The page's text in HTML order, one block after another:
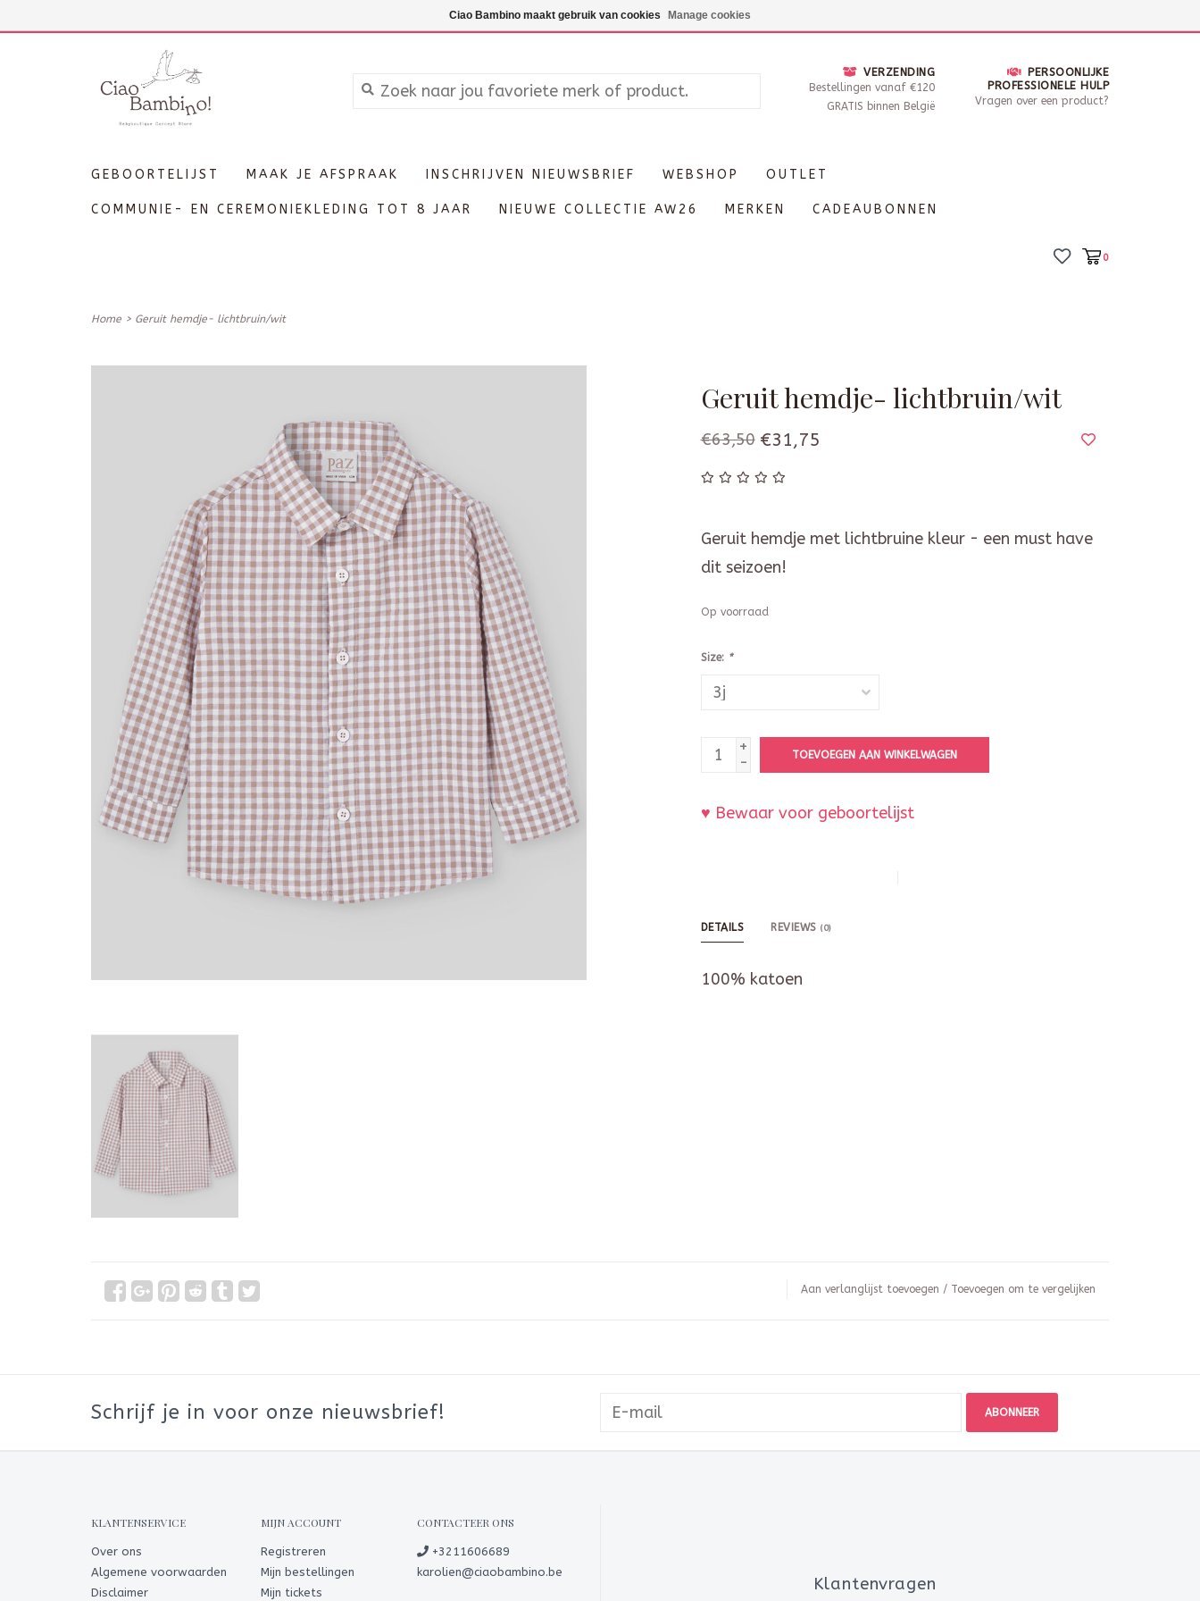
Maandag enkel op afspraak, Dinsdag - Zaterdag open van 10 - 17u30
VERZENDING
Bestellingen vanaf €120
GRATIS binnen België
PERSOONLIJKE
PROFESSIONELE HULP
Vragen over een product?
GEBOORTELIJST MAAK JE AFSPRAAK INSCHRIJVEN NIEUWSBRIEF WEBSHOP OUTLET
COMMUNIE- EN CEREMONIEKLEDING TOT 8 JAAR NIEUWE COLLECTIE AW26 MERKEN CADEAUBONNEN
0
Home > Geruit hemdje- lichtbruin/wit
Geruit hemdje- lichtbruin/wit
€63,50 €31,75
Geruit hemdje met lichtbruine kleur - een must have
dit seizoen!
Op voorraad
Size: *
+
-
TOEVOEGEN AAN WINKELWAGEN
♥ Bewaar voor geboortelijst
DETAILS REVIEWS (0)
100% katoen
Aan verlanglijst toevoegen / Toevoegen om te vergelijken
Schrijf je in voor onze nieuwsbrief! ABONNEER
KLANTENSERVICE
Over ons
Algemene voorwaarden
Disclaimer
MIJN ACCOUNT
Registreren
Mijn bestellingen
Mijn tickets
CONTACTEER ONS
+3211606689
karolien@ciaobambino.be
Klantenvragen
Ciao Bambino maakt gebruik van cookies Manage cookies